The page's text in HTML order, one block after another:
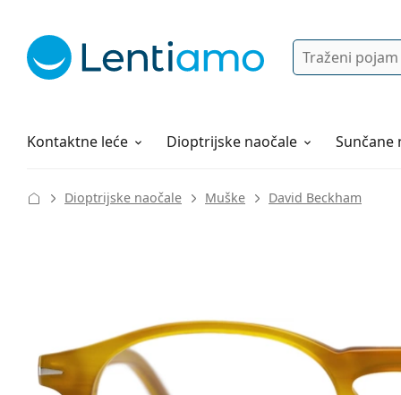
Pretraga
Kontaktne leće
Otopine za leće Dioptrijske naočale Sunčane
Sve o kupovini
Dioptrijske naočale Muške David Beckham